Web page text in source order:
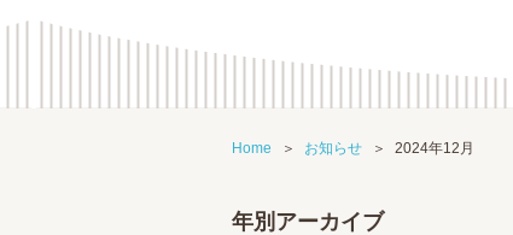
Home お知らせ 2024年12月
年別アーカイブ